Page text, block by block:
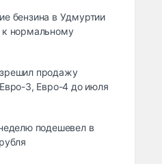
бензина в Удмуртии
к нормальному
продажу
3, Евро-4 до июля
подешевел в